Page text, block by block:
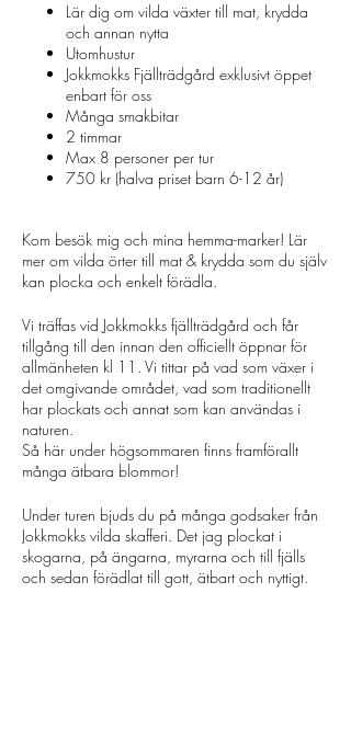
Lär dig om vilda växter till mat, krydda
och annan nytta
Utomhustur
Jokkmokks Fjällträdgård exklusivt öppet
enbart för oss
Många smakbitar
2 timmar
Max 8 personer per tur
750 kr (halva priset barn 6-12 år)
Kom besök mig och mina hemma-marker! Lär
mer om vilda örter till mat & krydda som du själv
kan plocka och enkelt förädla.
Vi träffas vid Jokkmokks fjällträdgård och får
tillgång till den innan den officiellt öppnar för
allmänheten kl 11. Vi tittar på vad som växer i
det omgivande området, vad som traditionellt
har plockats och annat som kan användas i
naturen.
Så här under högsommaren finns framförallt
många ätbara blommor!
Under turen bjuds du på många godsaker från
Jokkmokks vilda skafferi. Det jag plockat i
skogarna, på ängarna, myrarna och till fjälls
och sedan förädlat till gott, ätbart och nyttigt.